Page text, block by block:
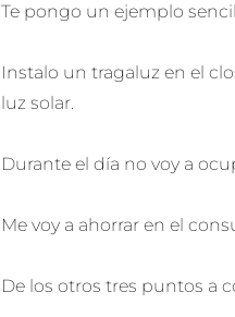
Te pongo un ejemplo
Instalo un tragaluz en el
luz solar.
Durante el día no voy a
Me voy a ahorrar en el
De los otros tres puntos a